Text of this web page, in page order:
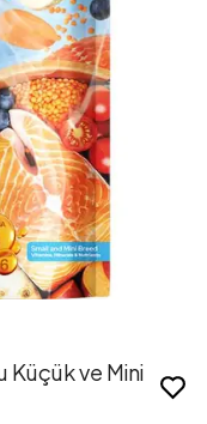
Küçük ve Mini